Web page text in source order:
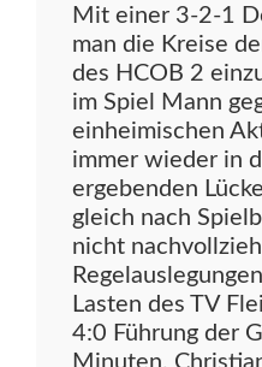
Mit einer 3-2-1
man die Kreise
des HCOB 2
im Spiel Mann
einheimischen
immer wieder in
ergebenden
gleich nach
nicht
Lasten des TV
4:0 Führung der
Minuten.